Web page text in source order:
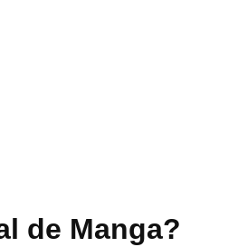
de Manga?